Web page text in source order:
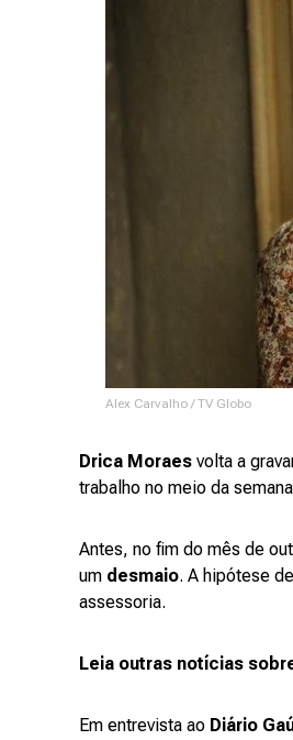
Alex Carvalho / TV Globo
Drica Moraes volta a
trabalho no meio da
Antes, no fim do mês de
um desmaio. A hipótese
assessoria.
Leia outras notícias
Em entrevista ao Diário